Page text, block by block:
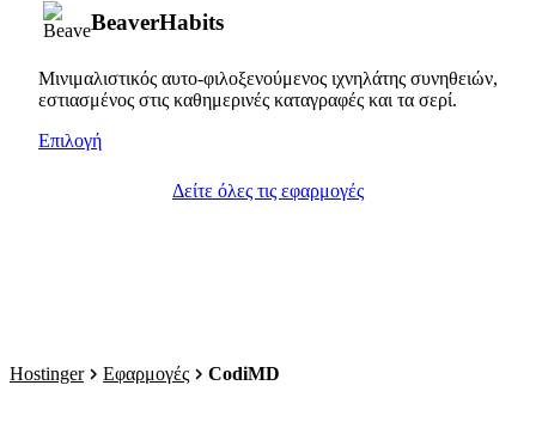
BeaverHabits
Μινιμαλιστικός αυτο-φιλοξενούμενος ιχνηλάτης συνηθειών,
εστιασμένος στις καθημερινές καταγραφές και τα σερί.
Επιλογή
Δείτε όλες τις εφαρμογές
Hostinger Εφαρμογές CodiMD